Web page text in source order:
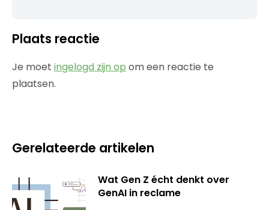
Plaats reactie
Je moet ingelogd zijn op om een reactie te
plaatsen.
Gerelateerde artikelen
Wat Gen Z écht denkt over
GenAI in reclame